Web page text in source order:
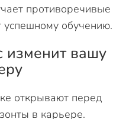
противоречивые
успешному обучению.
изменит вашу
открывают перед
в карьере.